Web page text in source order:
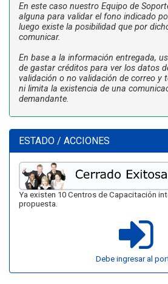
En este caso nuestro Equipo de
alguna para validar el fono indicado
luego existe la posibilidad que por
comunicar.
En base a la información entregada,
de gastar créditos para ver los datos
validación o no validación de correo y
ni limita la existencia de una
demandante.
ESTADO / ACCIONES
Ya existen 10 Centros de Capacitación
propuesta.
Debe ingresar al